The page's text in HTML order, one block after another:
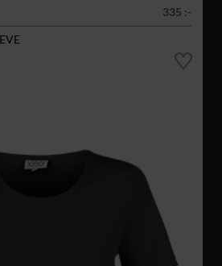
335 :-